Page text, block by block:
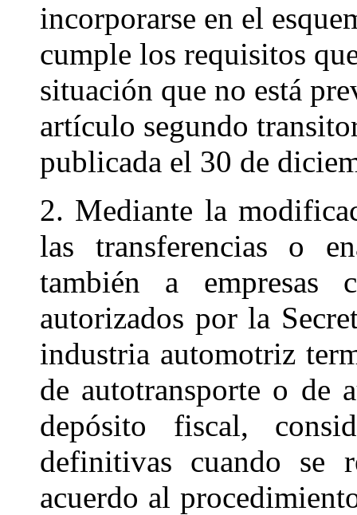
incorporarse en el
cumple los requisitos
situación que no está
artículo segundo
publicada el 30 de
2. Mediante la
las transferencias o
también a empresas
autorizados por la
industria automotriz
de autotransporte o de
depósito fiscal,
definitivas cuando se
acuerdo al